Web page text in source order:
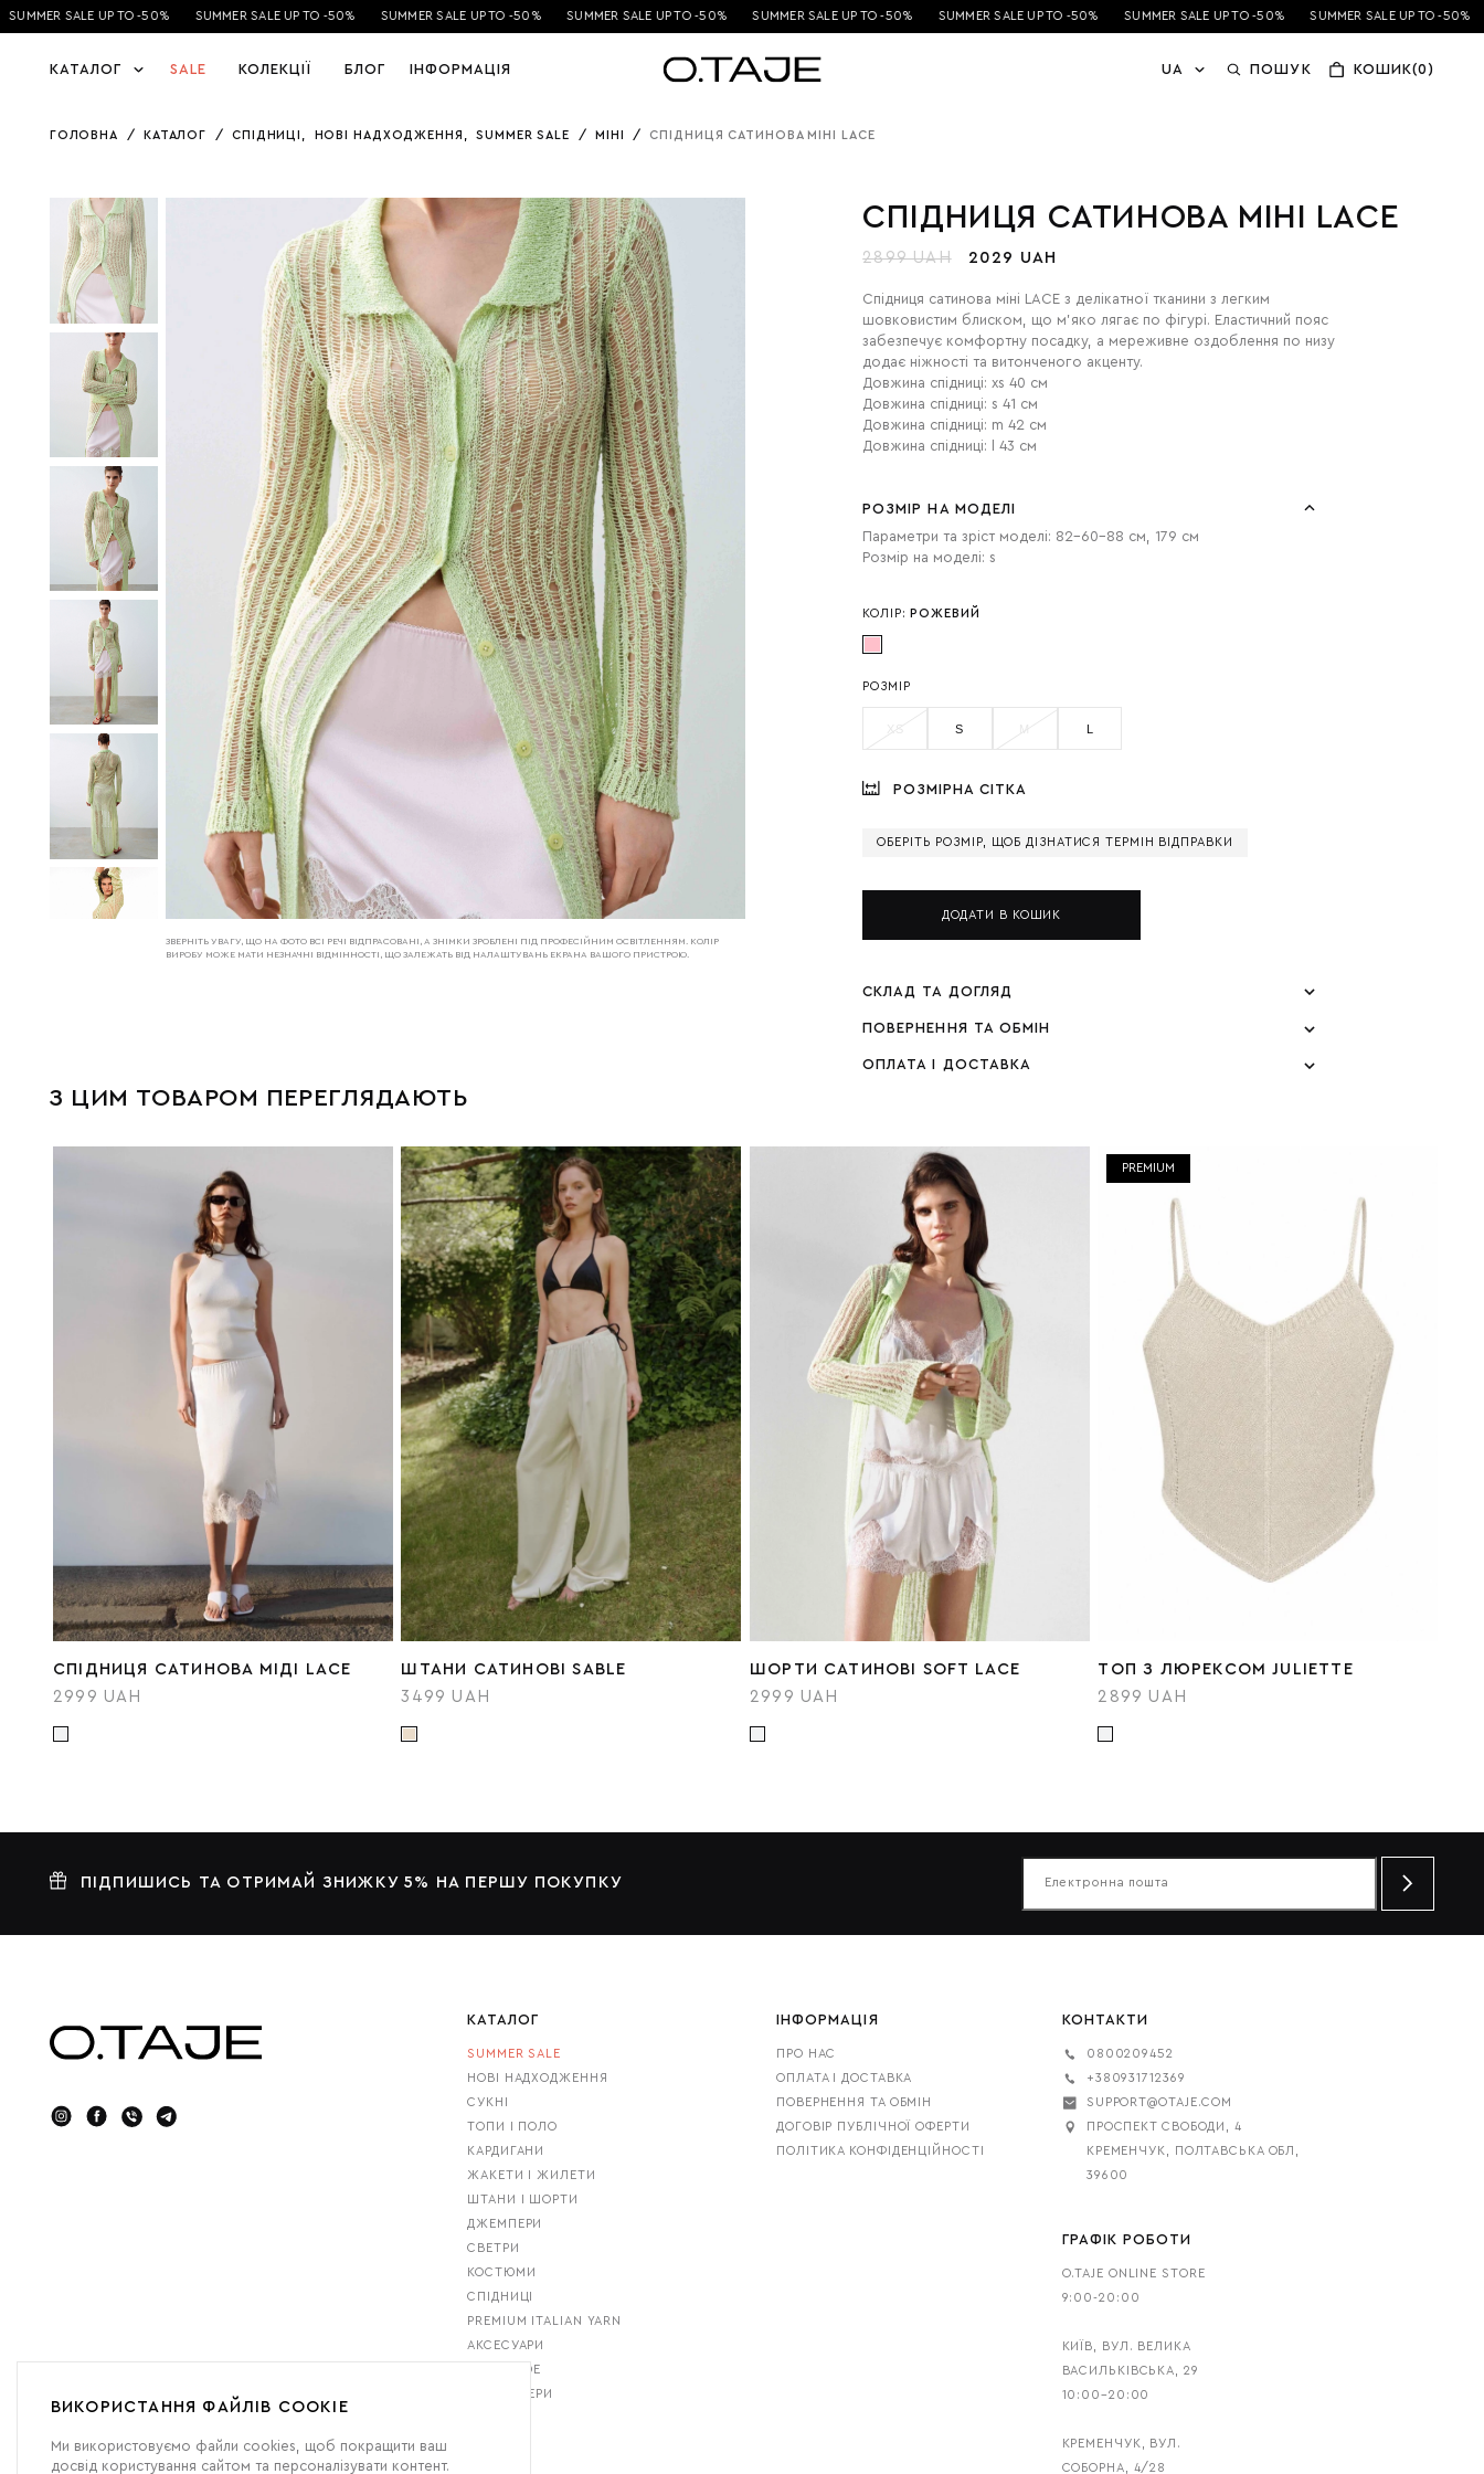
SALE UP TO -50% SUMMER SALE UP TO -50% SUMMER SALE UP TO -50% SUMMER SALE UP TO -50% SUMMER SALE UP TO -50% SUMMER SALE UP TO -50% SUMMER SALE UP TO -50% SUMMER SALE UP TO -50%
КАТАЛОГ SALE КОЛЕКЦІЇ БЛОГ ІНФОРМАЦІЯ UA ПОШУК КОШИК(0)
ВИКОРИСТАННЯ ФАЙЛІВ COOKIE
Ми використовуємо файли cookies, щоб покращити ваш
досвід користування сайтом та персоналізувати контент.
ГОЛОВНА / КАТАЛОГ / СПІДНИЦІ НОВІ НАДХОДЖЕННЯ SUMMER SALE / МІНІ / СПІДНИЦЯ САТИНОВА МІНІ LACE
ЗВЕРНІТЬ УВАГУ, ЩО НА ФОТО ВСІ РЕЧІ ВІДПРАСОВАНІ, А ЗНІМКИ ЗРОБЛЕНІ ПІД ПРОФЕСІЙНИМ ОСВІТЛЕННЯМ. КОЛІР
ВИРОБУ МОЖЕ МАТИ НЕЗНАЧНІ ВІДМІННОСТІ, ЩО ЗАЛЕЖАТЬ ВІД НАЛАШТУВАНЬ ЕКРАНА ВАШОГО ПРИСТРОЮ.
СПІДНИЦЯ САТИНОВА МІНІ LACE
2899 UAH 2029 UAH
Спідниця сатинова міні LACE з делікатної тканини з легким
шовковистим блиском, що м’яко лягає по фігурі. Еластичний пояс
забезпечує комфортну посадку, а мереживне оздоблення по низу
додає ніжності та витонченого акценту.
Довжина спідниці: xs 40 см
Довжина спідниці: s 41 см
Довжина спідниці: m 42 см
Довжина спідниці: l 43 см
РОЗМІР НА МОДЕЛІ
Параметри та зріст моделі: 82-60-88 см, 179 см
Розмір на моделі: s
КОЛІР: РОЖЕВИЙ
РОЗМІР
XS S M L
РОЗМІРНА СІТКА
ОБЕРІТЬ РОЗМІР, ЩОБ ДІЗНАТИСЯ ТЕРМІН ВІДПРАВКИ
ДОДАТИ В КОШИК
СКЛАД ТА ДОГЛЯД
ПОВЕРНЕННЯ ТА ОБМІН
ОПЛАТА І ДОСТАВКА
З ЦИМ ТОВАРОМ ПЕРЕГЛЯДАЮТЬ
СПІДНИЦЯ САТИНОВА МІДІ LACE
2999 UAH
ШТАНИ САТИНОВІ SABLE
3499 UAH
ШОРТИ САТИНОВІ SOFT LACE
2999 UAH
PREMIUM
ТОП З ЛЮРЕКСОМ JULIETTE
2899 UAH
ПІДПИШИСЬ ТА ОТРИМАЙ ЗНИЖКУ 5% НА ПЕРШУ ПОКУПКУ
КАТАЛОГ
SUMMER SALE
НОВІ НАДХОДЖЕННЯ
СУКНІ
ТОПИ І ПОЛО
КАРДИГАНИ
ЖАКЕТИ І ЖИЛЕТИ
ШТАНИ І ШОРТИ
ДЖЕМПЕРИ
СВЕТРИ
КОСТЮМИ
СПІДНИЦІ
PREMIUM ITALIAN YARN
АКСЕСУАРИ
GIFT GUIDE
БЕСТСЕЛЕРИ
ІНФОРМАЦІЯ
ПРО НАС
ОПЛАТА І ДОСТАВКА
ПОВЕРНЕННЯ ТА ОБМІН
ДОГОВІР ПУБЛІЧНОЇ ОФЕРТИ
ПОЛІТИКА КОНФІДЕНЦІЙНОСТІ
КОНТАКТИ
0800209452
+380931712369
SUPPORT@OTAJE.COM
ПРОСПЕКТ СВОБОДИ, 4
КРЕМЕНЧУК, ПОЛТАВСЬКА ОБЛ,
39600
ГРАФІК РОБОТИ
O.TAJE ONLINE STORE
9:00-20:00
КИЇВ, ВУЛ. ВЕЛИКА
ВАСИЛЬКІВСЬКА, 29
10:00–20:00
КРЕМЕНЧУК, ВУЛ.
СОБОРНА, 4/28